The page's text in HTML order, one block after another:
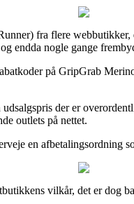
fra flere
endda nogle gange
på GripGrab
der er
outlets på nettet.
en afbetalingsordning
vilkår, det er dog